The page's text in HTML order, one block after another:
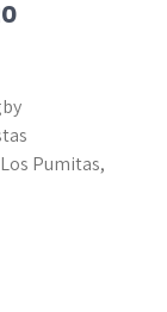
Pumitas,